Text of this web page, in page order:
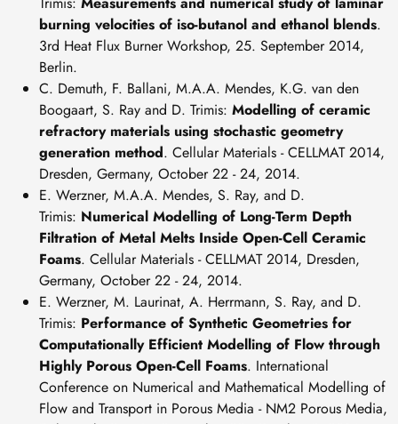
burning velocities of iso-butanol and ethanol blends.
3rd Heat Flux Burner Workshop, 25. September 2014,
Berlin.
C. Demuth, F. Ballani, M.A.A. Mendes, K.G. van den
Boogaart, S. Ray and D. Trimis: Modelling of ceramic
refractory materials using stochastic geometry
generation method. Cellular Materials - CELLMAT 2014,
Dresden, Germany, October 22 - 24, 2014.
E. Werzner, M.A.A. Mendes, S. Ray, and D.
Trimis: Numerical Modelling of Long-Term Depth
Filtration of Metal Melts Inside Open-Cell Ceramic
Foams. Cellular Materials - CELLMAT 2014, Dresden,
Germany, October 22 - 24, 2014.
E. Werzner, M. Laurinat, A. Herrmann, S. Ray, and D.
Trimis: Performance of Synthetic Geometries for
Computationally Efficient Modelling of Flow through
Highly Porous Open-Cell Foams. International
Conference on Numerical and Mathematical Modelling of
Flow and Transport in Porous Media - NM2 Porous Media,